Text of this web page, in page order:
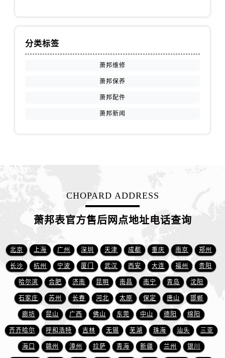
江苏省镇江市京口区中山东路萧邦售后服务中心（需提前预约）
山东省临沂市兰山区解放路萧邦售后服务中心（需提前预约）
山东省日照市东港区烟台路萧邦售后服务中心（需提前预约）
山东省泰安市泰山区财源街道泰山大街萧邦售后服务中心（需提前预约）
山东省威海市环翠区新威海路89号振华商厦一楼名表维修萧邦售后服务中心（需提前预约）
山东省潍坊市奎文区东风东街萧邦售后服务中心（需提前预约）
山东省枣庄市滕州市北辛路与善国路交叉口萧邦售后服务中心（需提前预约）
山东省淄博市张店区金晶大道萧邦售后服务中心（需提前预约）
上海市黄浦区南京东路299号宏伊国际广场写字楼8层806室萧邦售后服务中心（需提前预约）
分类标签
萧邦维修
萧邦保养
萧邦配件
萧邦新闻
CHOPARD ADDRESS
萧邦表官方售后网点地址电话查询
北京 上海 广州 深圳 天津 成都 重庆 南京 郑州
长沙 杭州 宁波 厦门 武汉 西安 大连 福州 贵阳
哈尔滨 合肥 济南 昆明 南昌 南宁 青岛 沈阳
石家庄 苏州 长春 河北 太原 保定 唐山 邯郸
廊坊 昆山 广西 佛山 东莞 中山 德阳 绵阳
齐齐哈尔 呼和浩特 吉林 无锡 芜湖 珠海 汕头 三亚
海口 赣州 漳州 拉萨 青海 新疆 兰州 银川